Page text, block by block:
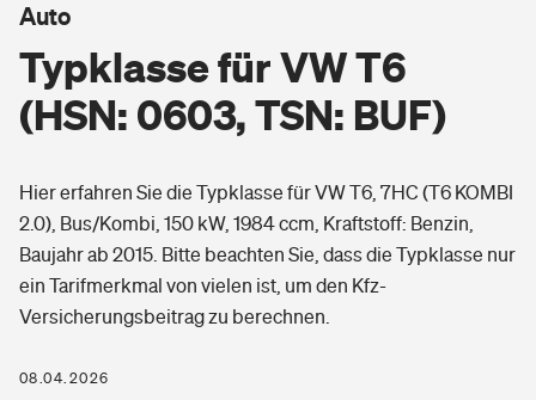
Berufsunfähigkeitsversicherung
Erwerbsunfähigkeitsversicherung
Grundfähigkeitsversicherung
Arbeitsrechtsschutz
Berufshaftpflichtversicherung
Zur Übersicht
Wohnen
Freizeit
Pri­vate Haft­pflicht­
Gesundheit
Private Krankenversicherung
Typklasse für VW T6
(HSN: 0603, TSN: BUF)
Auto
Hier erfahren Sie die Typklasse für VW T6, 7HC (T6 KOMBI
2.0), Bus/Kombi, 150 kW, 1984 ccm, Kraftstoff: Benzin,
Baujahr ab 2015. Bitte beachten Sie, dass die Typklasse nur
ein Tarifmerkmal von vielen ist, um den Kfz-
Versicherungsbeitrag zu berechnen.
08.04.2026